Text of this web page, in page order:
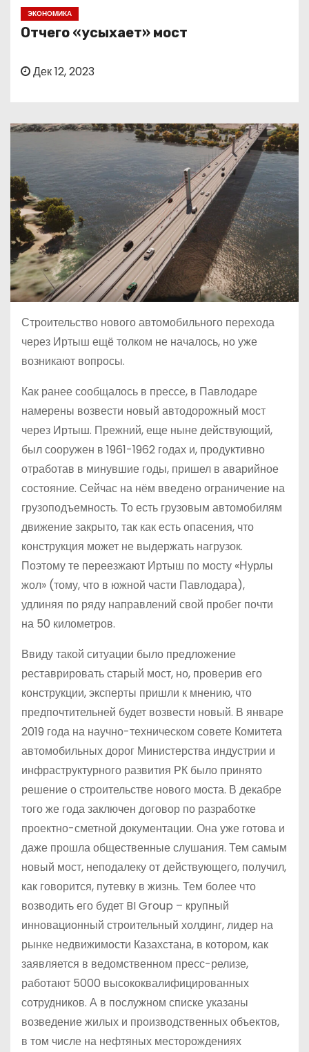
ЭКОНОМИКА
Отчего «усыхает» мост
Дек 12, 2023
Строительство нового автомобильного перехода
через Иртыш ещё толком не началось, но уже
возникают вопросы.
Как ранее сообщалось в прессе, в Павлодаре
намерены возвести новый автодорожный мост
через Иртыш. Прежний, еще ныне действующий,
был сооружен в 1961-1962 годах и, продуктивно
отработав в минувшие годы, пришел в аварийное
состояние. Сейчас на нём введено ограничение на
грузоподъемность. То есть грузовым автомобилям
движение закрыто, так как есть опасения, что
конструкция может не выдержать нагрузок.
Поэтому те переезжают Иртыш по мосту «Нурлы
жол» (тому, что в южной части Павлодара),
удлиняя по ряду направлений свой пробег почти
на 50 километров.
Ввиду такой ситуации было предложение
реставрировать старый мост, но, проверив его
конструкции, эксперты пришли к мнению, что
предпочтительней будет возвести новый. В январе
2019 года на научно-техническом совете Комитета
автомобильных дорог Министерства индустрии и
инфраструктурного развития РК было принято
решение о строительстве нового моста. В декабре
того же года заключен договор по разработке
проектно-сметной документации. Она уже готова и
даже прошла общественные слушания. Тем самым
новый мост, неподалеку от действующего, получил,
как говорится, путевку в жизнь. Тем более что
возводить его будет BI Group – крупный
инновационный строительный холдинг, лидер на
рынке недвижимости Казахстана, в котором, как
заявляется в ведомственном пресс-релизе,
работают 5000 высококвалифицированных
сотрудников. А в послужном списке указаны
возведение жилых и производственных объектов,
в том числе на нефтяных месторождениях